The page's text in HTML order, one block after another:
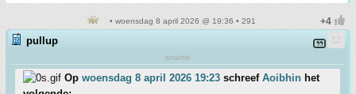
• woensdag 8 april 2026 @ 19:36 • 291
pullup
smartie
Op woensdag 8 april 2026 19:23 schreef Aoibhin het